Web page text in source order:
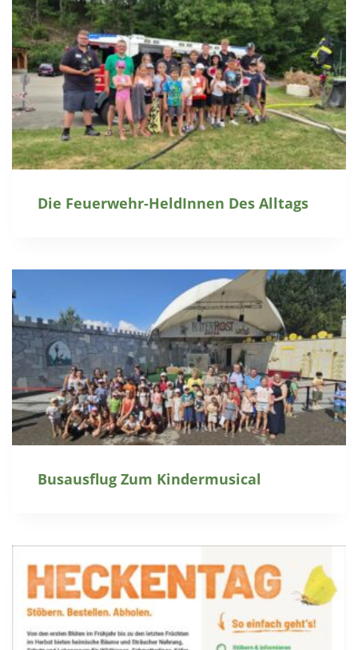
Die Feuerwehr-HeldInnen Des Alltags
Busausflug Zum Kindermusical